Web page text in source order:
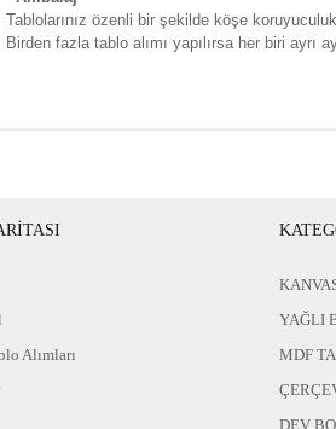
özenli bir şekilde köşe
fazla tablo alımı yapılırsa her biri ayrı
Alımları
YAĞLI
MDF
DEV